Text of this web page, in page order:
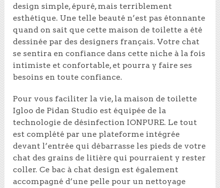
design simple, épuré, mais terriblement
esthétique. Une telle beauté n’est pas étonnante
quand on sait que cette maison de toilette a été
dessinée par des designers français. Votre chat
se sentira en confiance dans cette niche à la fois
intimiste et confortable, et pourra y faire ses
besoins en toute confiance.
Pour vous faciliter la vie, la maison de toilette
Igloo de Pidan Studio est équipée de la
technologie de désinfection IONPURE. Le tout
est complété par une plateforme intégrée
devant l’entrée qui débarrasse les pieds de votre
chat des grains de litière qui pourraient y rester
coller. Ce bac à chat design est également
accompagné d’une pelle pour un nettoyage